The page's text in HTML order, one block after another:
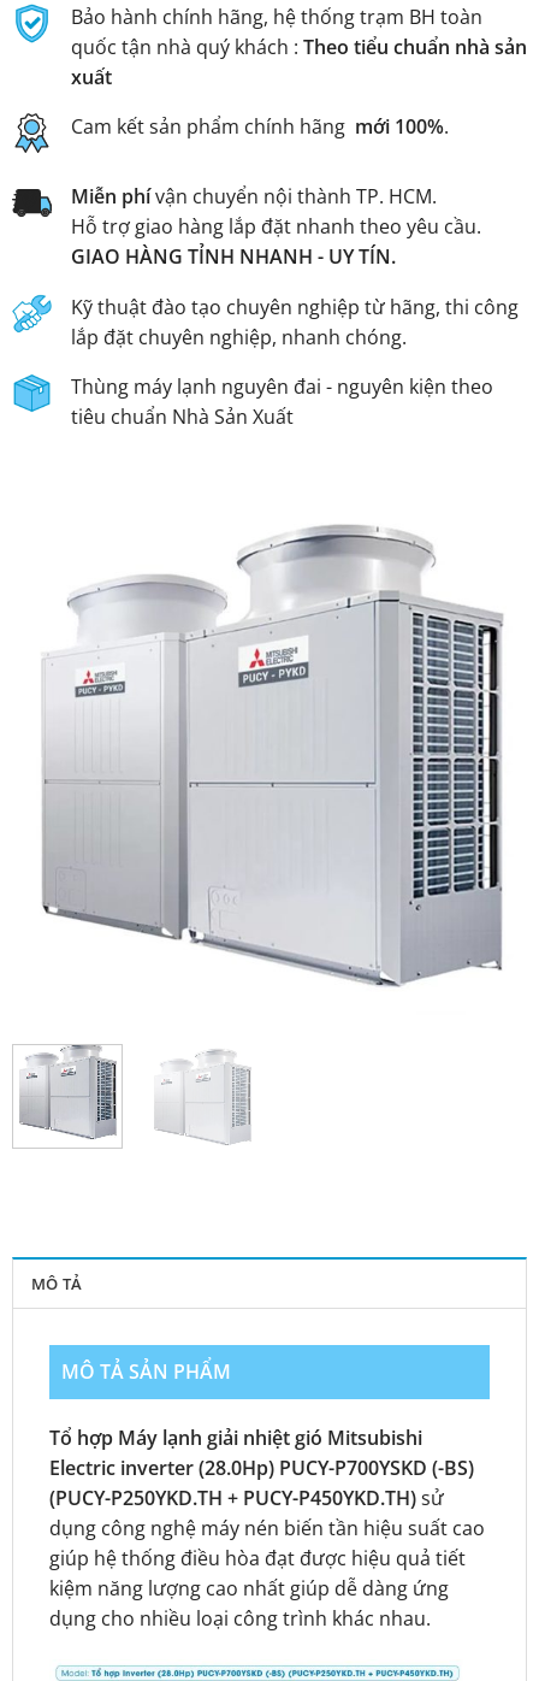
MÔ TẢ
MÔ TẢ SẢN PHẨM
Tổ hợp Máy lạnh giải nhiệt gió Mitsubishi
Electric inverter (28.0Hp) PUCY-P700YSKD (-BS)
(PUCY-P250YKD.TH + PUCY-P450YKD.TH)sử
dụng công nghệ máy nén biến tần hiệu suất cao
giúp hệ thống điều hòa đạt được hiệu quả tiết
kiệm năng lượng cao nhất giúp dễ dàng ứng
dụng cho nhiều loại công trình khác nhau.
Bảo hành chính hãng, hệ thống trạm BH toàn
quốc tận nhà quý khách : Theo tiểu chuẩn nhà sản
xuất
Cam kết sản phẩm chính hãng mới 100%.
Miễn phívận chuyển nội thành TP. HCM.
Hỗ trợ giao hàng lắp đặt nhanh theo yêu cầu.
GIAO HÀNG TỈNH NHANH - UY TÍN.
Kỹ thuật đào tạo chuyên nghiệp từ hãng, thi công
lắp đặt chuyên nghiệp, nhanh chóng.
Thùng máy lạnh nguyên đai - nguyên kiện theo
tiêu chuẩn Nhà Sản Xuất